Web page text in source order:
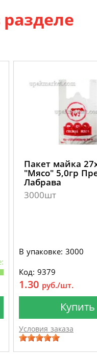
Пакет майка
"Мясо" 5,0гр
Лабрава
3000шт
В упаковке: 3000
Код: 9379
1.30 руб./шт.
Купить
Условия заказа